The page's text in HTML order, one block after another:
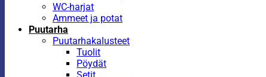
WC-harjat
Ammeet ja potat
Puutarha
Puutarhakalusteet
Tuolit
Pöydät